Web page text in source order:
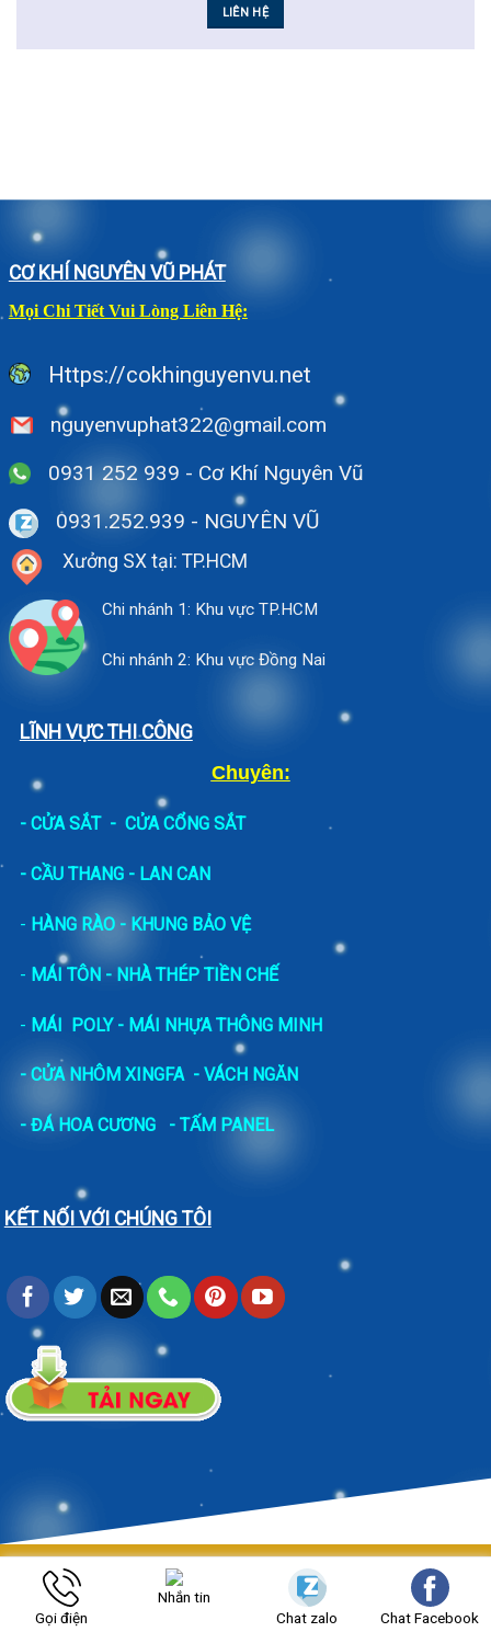
LIÊN HỆ
CƠ KHÍ NGUYÊN VŨ PHÁT
Mọi Chi Tiết Vui Lòng Liên Hệ:
Https://cokhinguyenvu.net
nguyenvuphat322@gmail.com
0931 252 939 - Cơ Khí Nguyên Vũ
0931.252.939 - NGUYÊN VŨ
Xưởng SX tại: TP.HCM
Chi nhánh 1: Khu vực TP.HCM
Chi nhánh 2: Khu vực Đồng Nai
LĨNH VỰC THI CÔNG
Chuyên:
- CỬA SẮT- CỬA CỔNG SẮT
- CẦU THANG - LAN CAN
- HÀNG RÀO - KHUNG BẢO VỆ
- MÁI TÔN - NHÀ THÉP TIỀN CHẾ
- MÁI POLY - MÁI NHỰA THÔNG MINH
- CỬA NHÔM XINGFA - VÁCH NGĂN
- ĐÁ HOA CƯƠNG - TẤM PANEL
KẾT NỐI VỚI CHÚNG TÔI
Https://cokhinguyenvu.net/ Copyright 2026 ©
Bản quyền thuộc
CƠ KHÍ NGUYÊN VŨ.
Gọi điện
Nhắn tin
Chat zalo
Chat Facebook